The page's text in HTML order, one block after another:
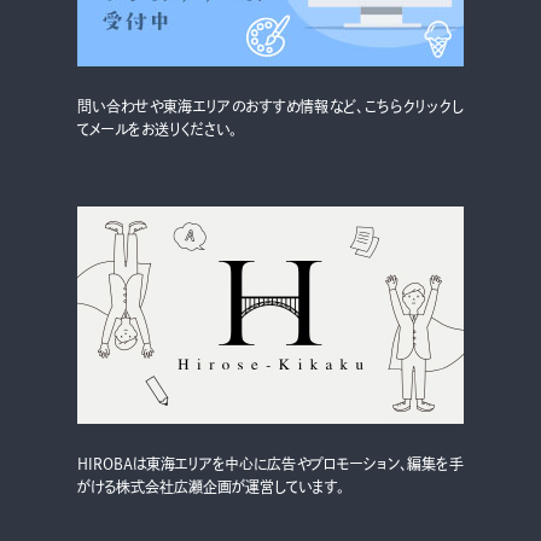
お問い合わせ
検索する
CLOSE
問い合わせや東海エリアのおすすめ情報など、こちらクリックし
てメールをお送りください。
HIROBAは東海エリアを中心に広告やプロモーション、編集を手
がける株式会社広瀬企画が運営しています。